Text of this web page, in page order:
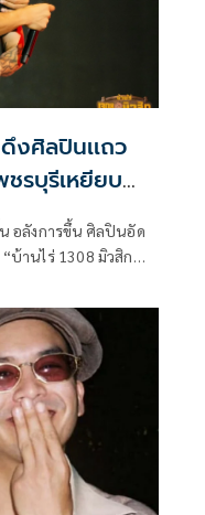
งศิลปินเเถว
ชรบุรีเหยียบ
อลังการขึ้น ศิลปินอัด
บ้านไร่ 1308 มิวสิก